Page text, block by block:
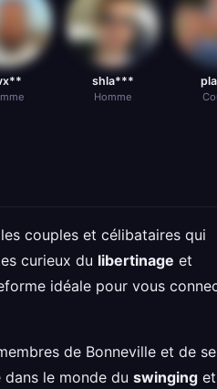
shla***
Homme
couples et célibataires qui
curieux du libertinage et
idéale pour vous
de Bonneville et de
le monde du swinging